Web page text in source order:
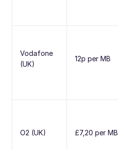
Vodafone
(UK)
12p per MB
O2 (UK) £7,20 per MB